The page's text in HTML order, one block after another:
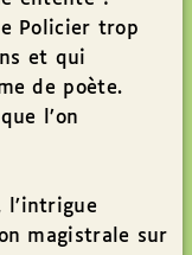
Policier trop
et qui
de poète.
l’on
l’intrigue
magistrale sur